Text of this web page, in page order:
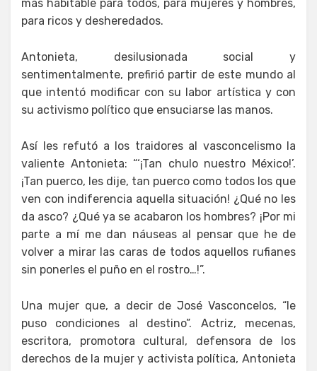
más habitable para todos, para mujeres y hombres,
para ricos y desheredados.
Antonieta, desilusionada social y
sentimentalmente, prefirió partir de este mundo al
que intentó modificar con su labor artística y con
su activismo político que ensuciarse las manos.
Así les refutó a los traidores al vasconcelismo la
valiente Antonieta: “‘¡Tan chulo nuestro México!’.
¡Tan puerco, les dije, tan puerco como todos los que
ven con indiferencia aquella situación! ¿Qué no les
da asco? ¿Qué ya se acabaron los hombres? ¡Por mi
parte a mí me dan náuseas al pensar que he de
volver a mirar las caras de todos aquellos rufianes
sin ponerles el puño en el rostro…!”.
Una mujer que, a decir de José Vasconcelos, “le
puso condiciones al destino”. Actriz, mecenas,
escritora, promotora cultural, defensora de los
derechos de la mujer y activista política, Antonieta